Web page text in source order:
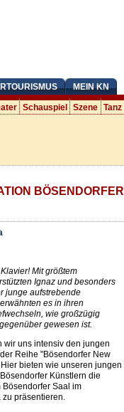
MEIN KN
Schauspiel Szene Tanz
BÖSENDORFER
Mit größtem
Ignaz und besonders
junge aufstrebende
es in ihren
wie großzügig
gewesen ist.
wir uns intensiv den jungen
Reihe "Bösendorfer New
bieten wie unseren jungen
Künstlern die
Bösendorfer Saal im
zu präsentieren.